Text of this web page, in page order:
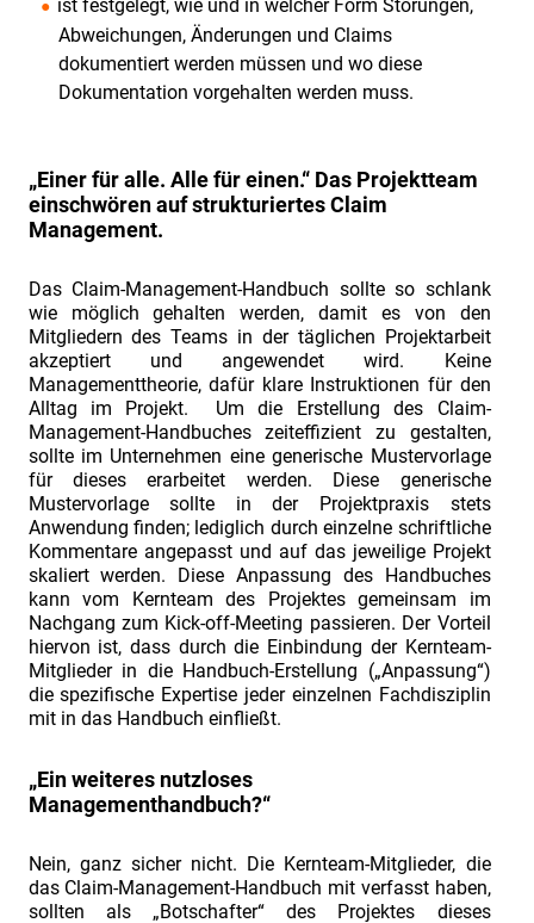
ist festgelegt, wie und in welcher Form Störungen,
Abweichungen, Änderungen und Claims
dokumentiert werden müssen und wo diese
Dokumentation vorgehalten werden muss.
„Einer für alle. Alle für einen.“ Das Projektteam
einschwören auf strukturiertes Claim
Management.
Das Claim-Management-Handbuch sollte so schlank
wie möglich gehalten werden, damit es von den
Mitgliedern des Teams in der täglichen Projektarbeit
akzeptiert und angewendet wird. Keine
Managementtheorie, dafür klare Instruktionen für den
Alltag im Projekt. Um die Erstellung des Claim-
Management-Handbuches zeiteffizient zu gestalten,
sollte im Unternehmen eine generische Mustervorlage
für dieses erarbeitet werden. Diese generische
Mustervorlage sollte in der Projektpraxis stets
Anwendung finden; lediglich durch einzelne schriftliche
Kommentare angepasst und auf das jeweilige Projekt
skaliert werden. Diese Anpassung des Handbuches
kann vom Kernteam des Projektes gemeinsam im
Nachgang zum Kick-off-Meeting passieren. Der Vorteil
hiervon ist, dass durch die Einbindung der Kernteam-
Mitglieder in die Handbuch-Erstellung („Anpassung“)
die spezifische Expertise jeder einzelnen Fachdisziplin
mit in das Handbuch einfließt.
„Ein weiteres nutzloses
Managementhandbuch?“
Nein, ganz sicher nicht. Die Kernteam-Mitglieder, die
das Claim-Management-Handbuch mit verfasst haben,
sollten als „Botschafter“ des Projektes dieses
der
Corona-
Krise
des
Anlagenbaus"
Claim
Management
in
der
Einkaufsorganisation
gut
aufgehoben?."
"Claim
Management:
Definition
gesucht."
"Wundermittel
Claim
Management"
Entscheidungsfindung
in
Claim-
Situationen"